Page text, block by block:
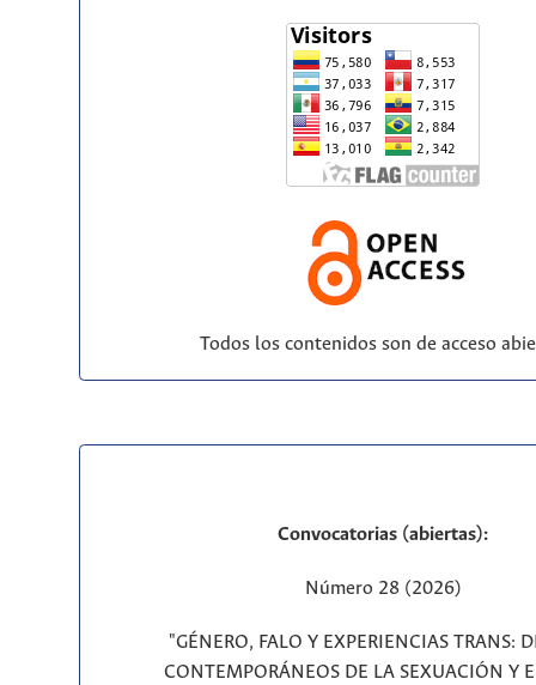
Todos los contenidos son de acceso
Convocatorias (abiertas):
Número 28 (2026)
"GÉNERO, FALO Y EXPERIENCIAS TRANS:
CONTEMPORÁNEOS DE LA SEXUACIÓN Y